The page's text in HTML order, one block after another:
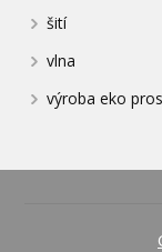
šití
vlna
výroba eko